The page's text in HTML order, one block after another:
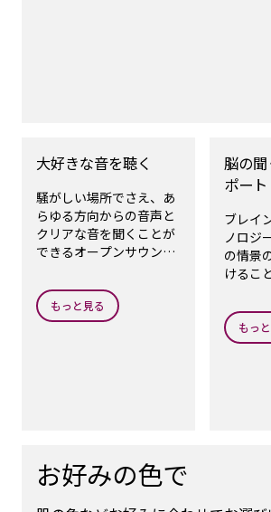
大好きな音を聴く
騒がしい場所でさえ、あ
らゆる方向からの音声と
クリアな音を聞くことが
できるオープンサウンド
す。
もっと見る
脳の
ポート
ブレイ
ノロジ
の情景
けるこ
ます。
もっ
お好みの色で